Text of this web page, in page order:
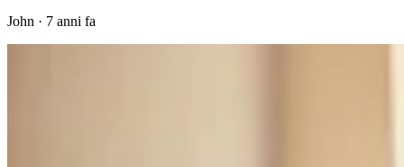
John · 7 anni fa